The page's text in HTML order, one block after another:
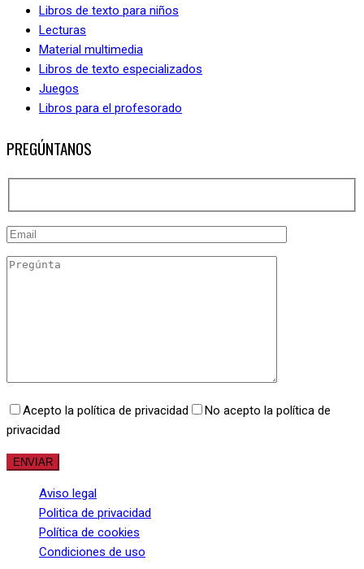
Libros de texto para niños
Lecturas
Material multimedia
Libros de texto especializados
Juegos
Libros para el profesorado
PREGÚNTANOS
Acepto la política de privacidad
No acepto la política de
privacidad
Aviso legal
Politica de privacidad
Política de cookies
Condiciones de uso